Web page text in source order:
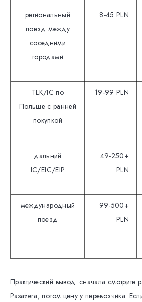
региональный
поезд между
соседними
городами
8-45 PLN
TLK/IC по
Польше с ранней
покупкой
19-99 PLN
дальний
IC/EIC/EIP
49-250+
PLN
международный
поезд
99-500+
PLN
Практический вывод: сначала смотрите
Pasażera, потом цену у перевозчика.